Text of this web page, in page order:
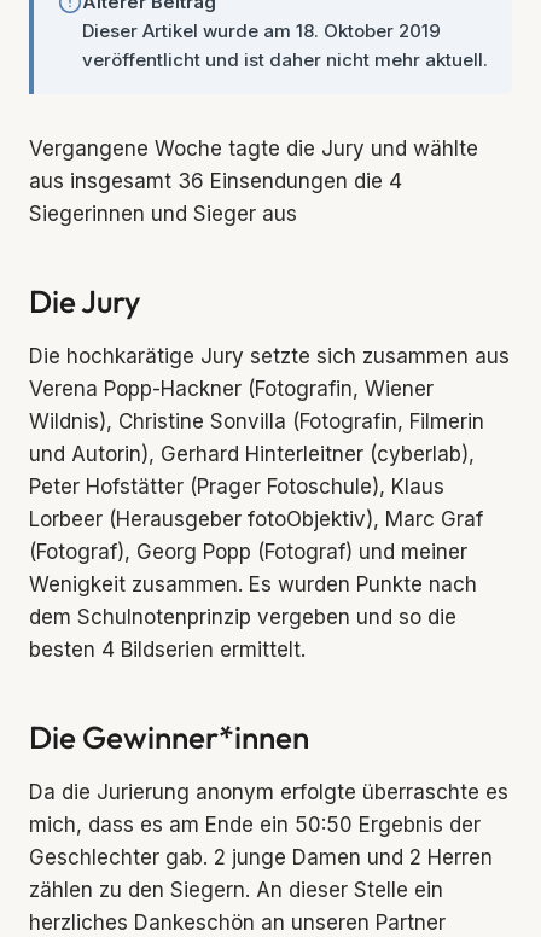
Dieser Artikel wurde am 18. Oktober 2019
veröffentlicht und ist daher nicht mehr aktuell.
Vergangene Woche tagte die Jury und wählte
aus insgesamt 36 Einsendungen die 4
Siegerinnen und Sieger aus
Die Jury
Die hochkarätige Jury setzte sich zusammen aus
Verena Popp-Hackner (Fotografin, Wiener
Wildnis), Christine Sonvilla (Fotografin, Filmerin
und Autorin), Gerhard Hinterleitner (cyberlab),
Peter Hofstätter (Prager Fotoschule), Klaus
Lorbeer (Herausgeber fotoObjektiv), Marc Graf
(Fotograf), Georg Popp (Fotograf) und meiner
Wenigkeit zusammen. Es wurden Punkte nach
dem Schulnotenprinzip vergeben und so die
besten 4 Bildserien ermittelt.
Die Gewinner*innen
Da die Jurierung anonym erfolgte überraschte es
mich, dass es am Ende ein 50:50 Ergebnis der
Geschlechter gab. 2 junge Damen und 2 Herren
zählen zu den Siegern. An dieser Stelle ein
herzliches Dankeschön an unseren Partner